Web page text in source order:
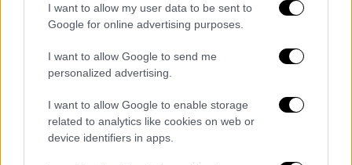
I want to allow my user data to be sent to
Google for online advertising purposes.
I want to allow Google to send me
personalized advertising.
I want to allow Google to enable storage
related to analytics like cookies on web or
device identifiers in apps.
στα ανατολικά 8 τοπικά 9 μποφόρ με
βαθμιαία εξασθένηση από το μεσημέρι.
Θερμοκρασία: Από 11 έως 19 βαθμούς
Κελσίου.
ΚΥΚΛΑΔΕΣ, ΚΡΗΤΗ
Καιρός: Νεφώσεις με τοπικές βροχές.
Πιθανότητα μεμονωμένων καταιγίδων τις